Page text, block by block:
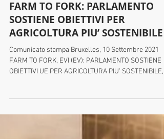
FARM TO FORK: PARLAMENTO
SOSTIENE OBIETTIVI PER
AGRICOLTURA PIU’ SOSTENIBILE